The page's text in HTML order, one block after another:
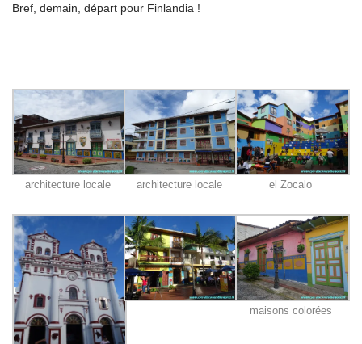
Bref, demain, départ pour Finlandia !
architecture locale architecture locale el Zocalo
maisons colorées